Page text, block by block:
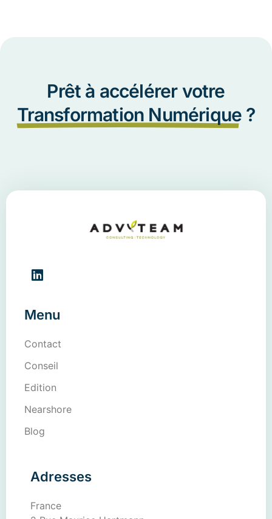
Prêt à accélérer votre
Transformation Numérique ?
Menu
Contact
Conseil
Edition
Nearshore
Blog
Adresses
France